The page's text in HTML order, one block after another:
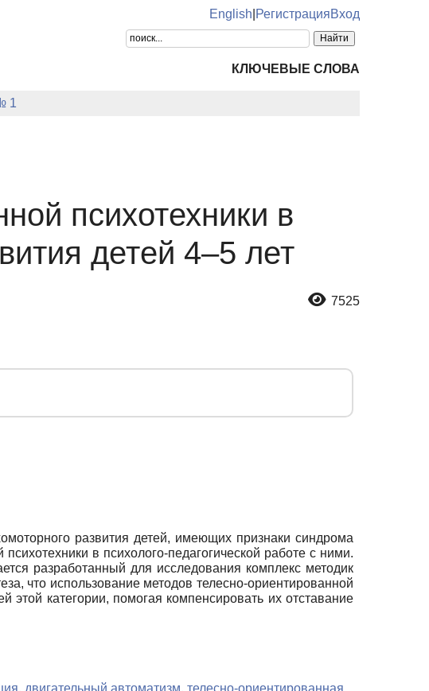
English РегистрацияВход
КЛЮЧЕВЫЕ СЛОВА
1
психотехники в
детей 4–5 лет
7525
развития детей, имеющих признаки синдрома
в психолого-педагогической работе с ними.
разработанный для исследования комплекс методик
что использование методов телесно-ориентированной
этой категории, помогая компенсировать их отставание